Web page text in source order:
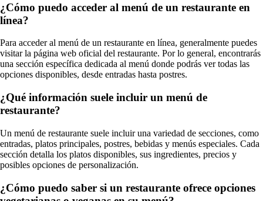
¿Cómo puedo acceder al menú de un restaurante en
línea?
Para acceder al menú de un restaurante en línea, generalmente puedes
visitar la página web oficial del restaurante. Por lo general, encontrarás
una sección específica dedicada al menú donde podrás ver todas las
opciones disponibles, desde entradas hasta postres.
¿Qué información suele incluir un menú de
restaurante?
Un menú de restaurante suele incluir una variedad de secciones, como
entradas, platos principales, postres, bebidas y menús especiales. Cada
sección detalla los platos disponibles, sus ingredientes, precios y
posibles opciones de personalización.
¿Cómo puedo saber si un restaurante ofrece opciones